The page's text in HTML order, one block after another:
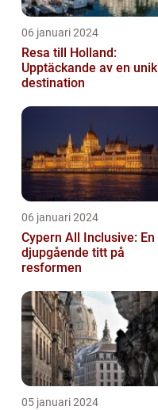
06 januari 2024
Resa till Holland:
Upptäckande av en unik
destination
06 januari 2024
Cypern All Inclusive: En
djupgående titt på
resformen
05 januari 2024